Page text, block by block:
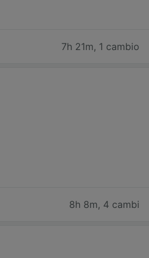
7h 21m, 1 cambio
8h 8m, 4 cambi